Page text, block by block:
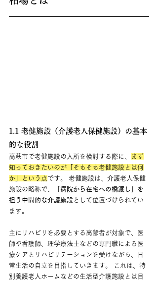
1.1 老健施設（介護老人保健施設）の基本
的な役割
高萩市で老健施設の入所を検討する際に、
まず
知っておきたいのが「そもそも老健施設とは何
か」という点です。 老健施設は、介護老人保健
施設の略称で、
「病院から在宅への橋渡し」を
担う中間的な介護施設 として位置づけられてい
ます。
主にリハビリを必要とする高齢者が対象で、医
師や看護師、理学療法士などの専門職による医
療ケアとリハビリテーションを受けながら、日
常生活の自立を目指していきます。 これは、特
別養護老人ホームなどの生活型介護施設とは目